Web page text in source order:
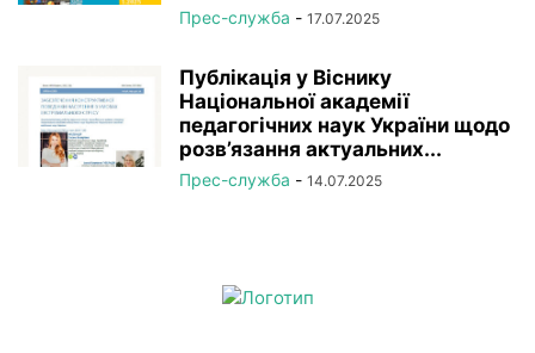
Прес-служба - 17.07.2025
Публікація у Віснику
Національної академії
педагогічних наук України щодо
розв’язання актуальних...
Прес-служба - 14.07.2025